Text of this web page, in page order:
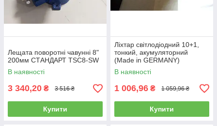
Лещата поворотні чавунні 8"
200мм СТАНДАРТ TSC8-SW
В наявності
3 340,20 ₴ 3 516 ₴
Купити
Ліхтар світлодіодний 10+1,
тонкий, акумуляторний
(Made in GERMANY)
(ліхтарик, ручний)
В наявності
1 006,96 ₴ 1 059,96 ₴
Купити